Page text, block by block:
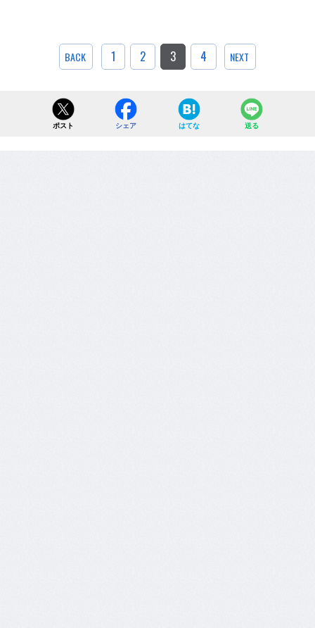
BACK 1 2 3 4 NEXT
ポスト シェア はてな 送る